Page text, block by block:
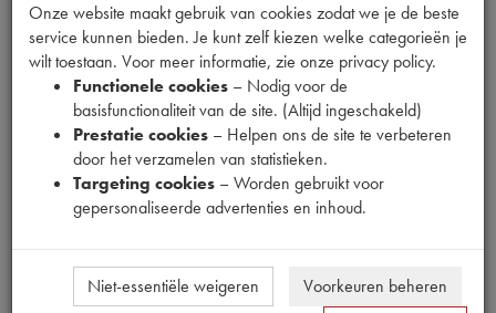
Fabrikant
Productnummer
1915043
Prijs
39 (€ 46,60excl. btw
Onze website maakt gebruik van cookies zodat we je de beste
service kunnen bieden. Je kunt zelf kiezen welke categorieën je
wilt toestaan. Voor meer informatie, zie onze privacy policy.
Functionele cookies – Nodig voor de
basisfunctionaliteit van de site. (Altijd ingeschakeld)
Prestatie cookies – Helpen ons de site te verbeteren
door het verzamelen van statistieken.
Targeting cookies – Worden gebruikt voor
gepersonaliseerde advertenties en inhoud.
Niet-essentiële weigeren
Voorkeuren beheren